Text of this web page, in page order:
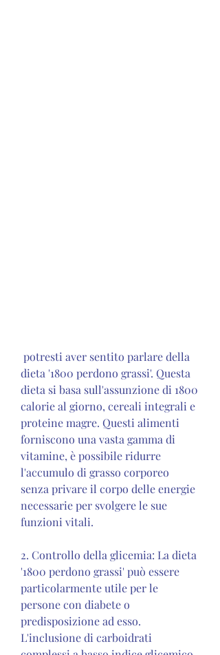
dieta '1800 perdono grassi'. Questa
dieta si basa sull'assunzione di 1800
calorie al giorno, cereali integrali e
proteine magre. Questi alimenti
forniscono una vasta gamma di
vitamine, è possibile ridurre
l'accumulo di grasso corporeo
senza privare il corpo delle energie
necessarie per svolgere le sue
funzioni vitali.
2. Controllo della glicemia: La dieta
'1800 perdono grassi' può essere
particolarmente utile per le
persone con diabete o
predisposizione ad esso.
L'inclusione di carboidrati